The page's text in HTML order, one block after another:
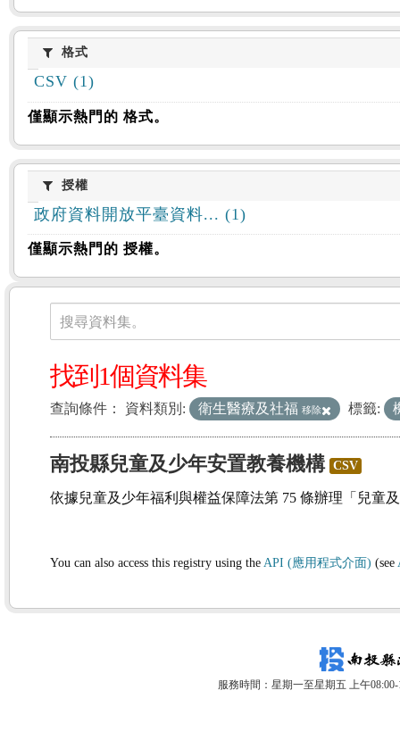
格式格式
CSV (1)
僅顯示熱門的 格式。
授權授權
政府資料開放平臺資料... (1)
僅顯示熱門的 授權。
資料集
搜尋資料集。
找到1個資料集
查詢條件： 資料類別: 衛生醫療及社福 移除 標籤:
南投縣兒童及少年安置教養機構 CSV
依據兒童及少年福利與權益保障法第 75 條辦理「兒童
You can also access this registry using the API (應用程式介面) (see
服務時間：星期一至星期五 上午